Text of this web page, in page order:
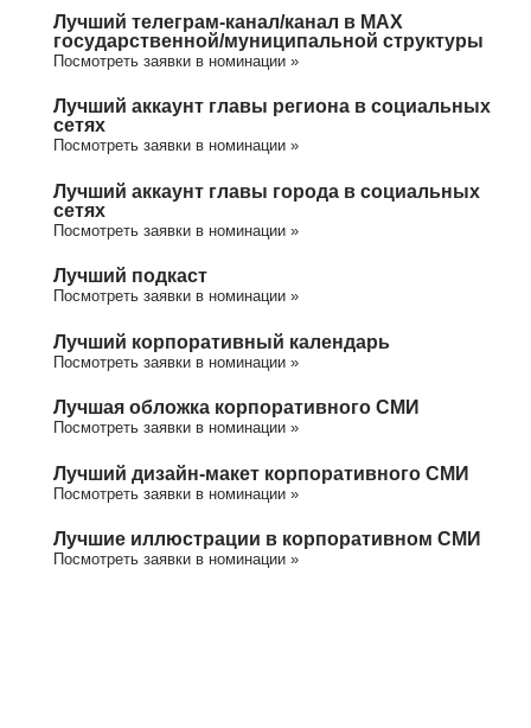
Лучший телеграм-канал/канал в МАХ
государственной/муниципальной структуры
Посмотреть заявки в номинации »
Лучший аккаунт главы региона в социальных
сетях
Посмотреть заявки в номинации »
Лучший аккаунт главы города в социальных
сетях
Посмотреть заявки в номинации »
Лучший подкаст
Посмотреть заявки в номинации »
Лучший корпоративный календарь
Посмотреть заявки в номинации »
Лучшая обложка корпоративного СМИ
Посмотреть заявки в номинации »
Лучший дизайн-макет корпоративного СМИ
Посмотреть заявки в номинации »
Лучшие иллюстрации в корпоративном СМИ
Посмотреть заявки в номинации »